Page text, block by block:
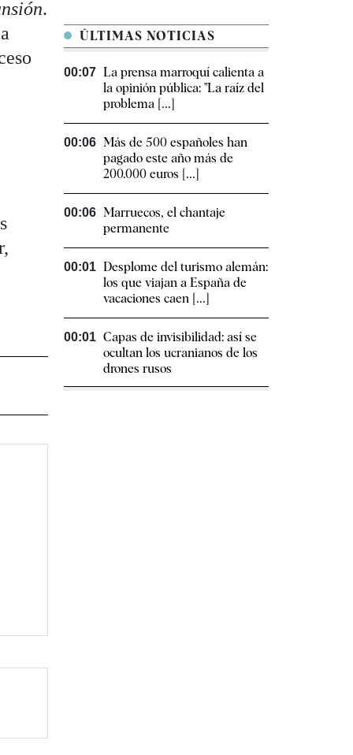
.
ÚLTIMAS NOTICIAS
00:07 La prensa marroquí calienta a
la opinión pública: "La raíz del
problema [...]
00:06 Más de 500 españoles han
pagado este año más de
200.000 euros [...]
00:06 Marruecos, el chantaje
permanente
00:01 Desplome del turismo alemán:
los que viajan a España de
vacaciones caen [...]
00:01 Capas de invisibilidad: así se
ocultan los ucranianos de los
drones rusos